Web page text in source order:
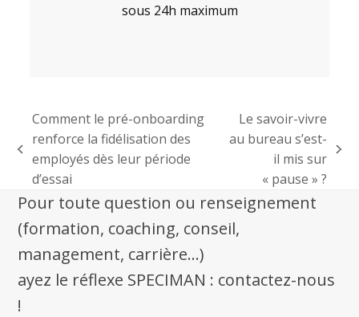
sous 24h maximum
Comment le pré-onboarding
renforce la fidélisation des
employés dès leur période
d’essai
Le savoir-vivre
au bureau s’est-
il mis sur
« pause » ?
Pour toute question ou renseignement
(formation, coaching, conseil,
management, carrière...)
ayez le réflexe SPECIMAN : contactez-nous
!